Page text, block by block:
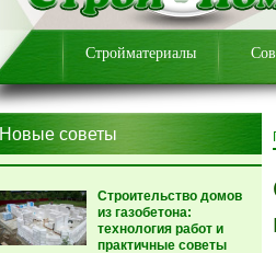
Стройматериалы
Новые советы
Строительство домов
из газобетона:
технология работ и
практичные советы